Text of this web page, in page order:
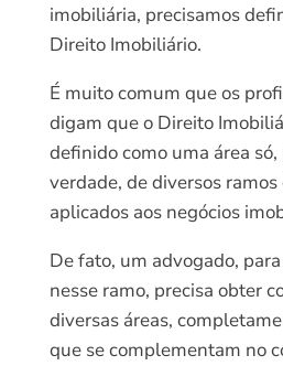
imobiliária, precisamos
Direito Imobiliário.
É muito comum que os
digam que o Direito
definido como uma área
verdade, de diversos
aplicados aos negócios
De fato, um advogado,
nesse ramo, precisa obter
diversas áreas,
que se complementam no